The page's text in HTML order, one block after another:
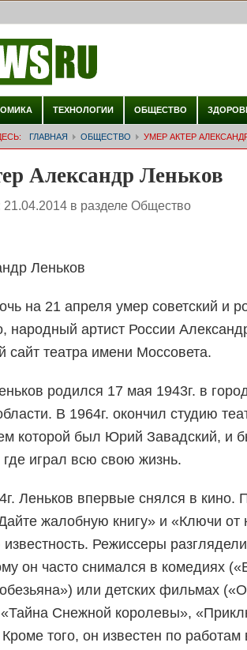
ТЕХНОЛОГИИ ОБЩЕСТВО
ГЛАВНАЯ ОБЩЕСТВО УМЕР АКТЕР
Александр Леньков
21.04.2014 в разделе Общество
Леньков
на 21 апреля умер советский и
народный артист России
театра имени Моссовета.
родился 17 мая 1943г. в
В 1964г. окончил студию
которой был Юрий Завадский, и
где играл всю свою жизнь.
Леньков впервые снялся в кино.
жалобную книгу» и «Ключи
Режиссеры
он часто снимался в комедиях
или детских фильмах
Снежной королевы»,
того, он известен по